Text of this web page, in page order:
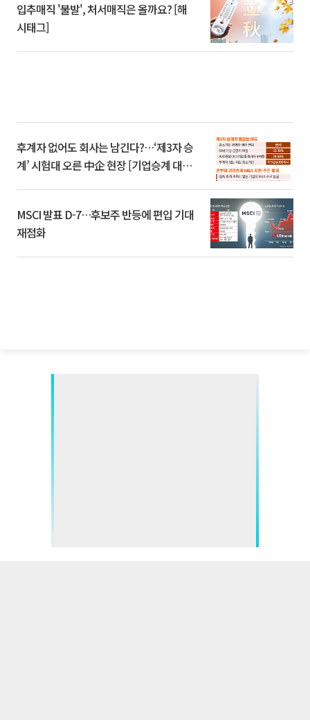
입추매직 '불발', 처서매직은 올까요? [해
시태그]
후계자 없어도 회사는 남긴다?…‘제3자 승
계’ 시험대 오른 中企 현장 [기업승계 대전
MSCI 발표 D-7…후보주 반등에 편입 기대
재점화